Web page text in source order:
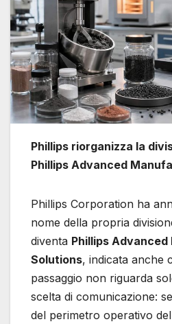
Phillips riorganizza la
Phillips Advanced
Phillips Corporation ha
nome della propria
diventa Phillips
Solutions, indicata anche
passaggio non riguarda
scelta di comunicazione:
del perimetro operativo